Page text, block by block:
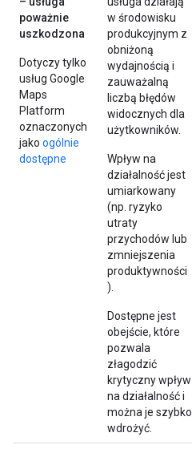
poważnie
uszkodzona
Dotyczy tylko
usług Google
Maps
Platform
oznaczonych
jako ogólnie
dostępne
w środowisku
produkcyjnym z
obniżoną
wydajnością i
zauważalną
liczbą błędów
widocznych dla
użytkowników.
Wpływ na
działalność jest
umiarkowany
(np. ryzyko
utraty
przychodów lub
zmniejszenia
produktywności
).
Dostępne jest
obejście, które
pozwala
złagodzić
krytyczny wpływ
na działalność i
można je szybko
wdrożyć.